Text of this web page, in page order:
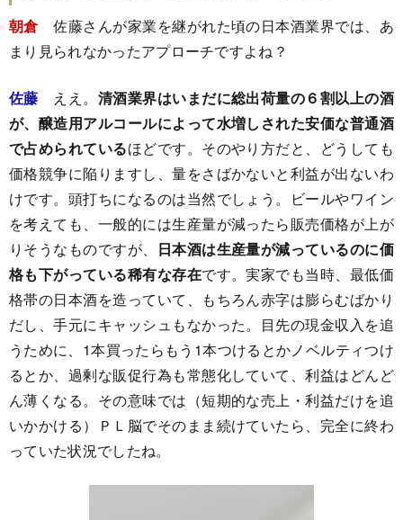
朝倉佐藤さんが家業を継がれた頃の日本酒業界では、あ
まり見られなかったアプローチですよね？
佐藤 ええ。 清酒業界はいまだに総出荷量の６割以上の酒
が、醸造用アルコールによって水増しされた安価な普通酒
で占められているほどです。そのやり方だと、どうしても
価格競争に陥りますし、量をさばかないと利益が出ないわ
けです。頭打ちになるのは当然でしょう。ビールやワイン
を考えても、一般的には生産量が減ったら販売価格が上が
りそうなものですが、
日本酒は生産量が減っているのに価
格も下がっている稀有な存在です。実家でも当時、最低価
格帯の日本酒を造っていて、もちろん赤字は膨らむばかり
だし、手元にキャッシュもなかった。目先の現金収入を追
うために、1本買ったらもう1本つけるとかノベルティつけ
るとか、過剰な販促行為も常態化していて、利益はどんど
ん薄くなる。その意味では（短期的な売上・利益だけを追
いかかける）ＰＬ脳でそのまま続けていたら、完全に終わ
っていた状況でしたね。